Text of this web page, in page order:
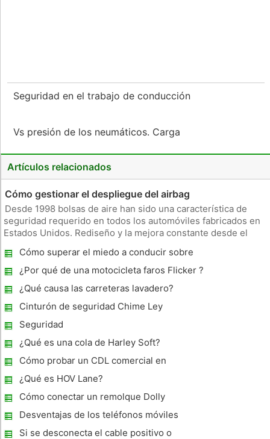
Seguridad en el trabajo de conducción
Vs presión de los neumáticos. Carga
Artículos relacionados
Cómo gestionar el despliegue del airbag
Desde 1998 bolsas de aire han sido una característica de
seguridad requerido en todos los automóviles fabricados en
Estados Unidos. Rediseño y la mejora constante desde el
en 1973 las restricciones hechas de bolsas de aire menos
capaz de caus
Cómo superar el miedo a conducir sobre
puentes
¿Por qué de una motocicleta faros Flicker ?
¿Qué causa las carreteras lavadero?
Cinturón de seguridad Chime Ley
Seguridad
¿Qué es una cola de Harley Soft?
Cómo probar un CDL comercial en
California
¿Qué es HOV Lane?
Cómo conectar un remolque Dolly
Desventajas de los teléfonos móviles
durante la conducción
Si se desconecta el cable positivo o